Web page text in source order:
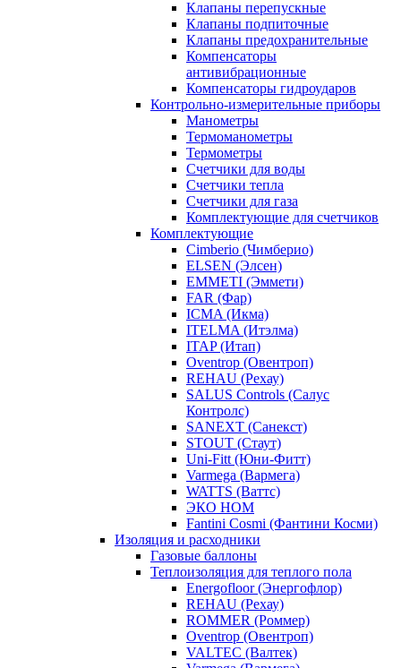
Клапаны перепускные
Клапаны подпиточные
Клапаны предохранительные
Компенсаторы
антивибрационные
Компенсаторы гидроударов
Контрольно-измерительные приборы
Манометры
Термоманометры
Термометры
Счетчики для воды
Счетчики тепла
Счетчики для газа
Комплектующие для счетчиков
Комплектующие
Cimberio (Чимберио)
ELSEN (Элсен)
EMMETI (Эммети)
FAR (Фар)
ICMA (Икма)
ITELMA (Итэлма)
ITAP (Итап)
Oventrop (Овентроп)
REHAU (Рехау)
SALUS Controls (Салус
Контролс)
SANEXT (Санекст)
STOUT (Стаут)
Uni-Fitt (Юни-Фитт)
Varmega (Вармега)
WATTS (Ваттс)
ЭКО НОМ
Fantini Cosmi (Фантини Косми)
Изоляция и расходники
Газовые баллоны
Теплоизоляция для теплого пола
Energofloor (Энергофлор)
REHAU (Рехау)
ROMMER (Роммер)
Oventrop (Овентроп)
VALTEC (Валтек)